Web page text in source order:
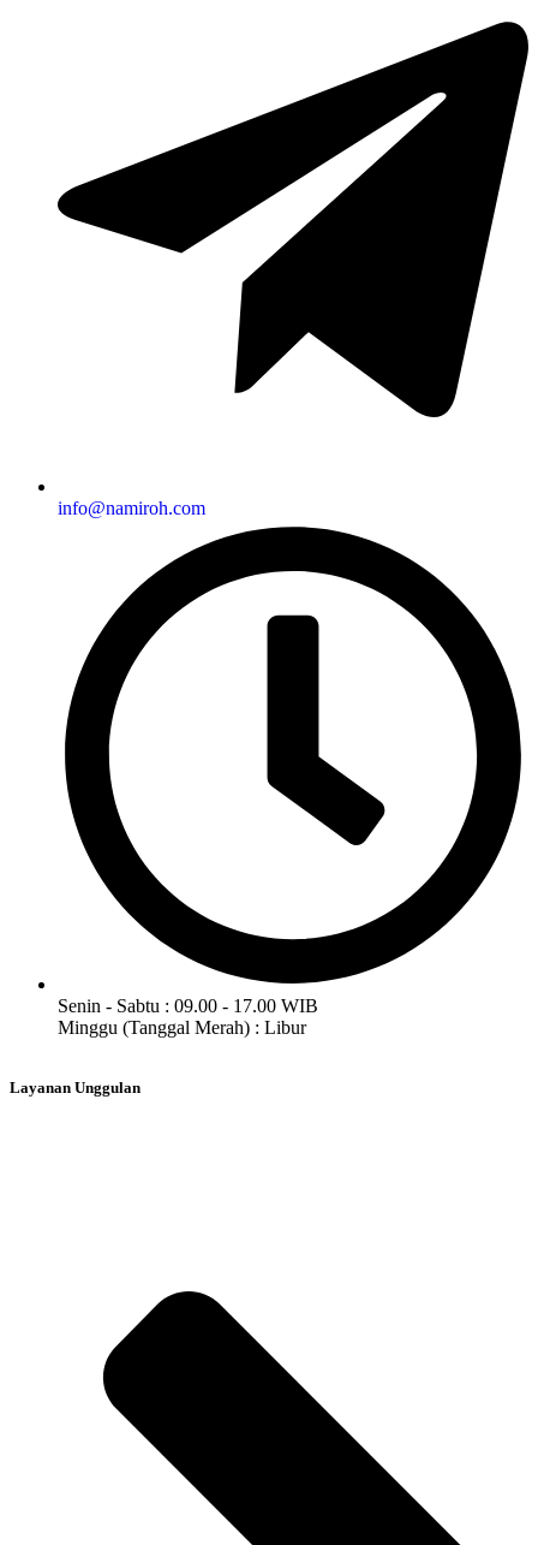
info@namiroh.com
Senin - Sabtu : 09.00 - 17.00 WIB
Minggu (Tanggal Merah) : Libur
Layanan Unggulan